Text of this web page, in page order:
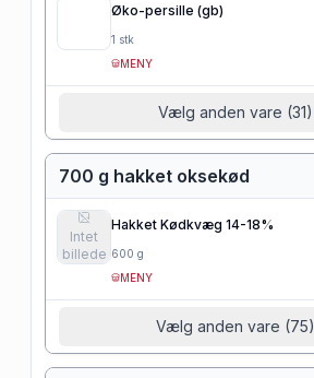
Øko-persille (gb)
1 stk
MENY
Vælg anden vare (31)
700 g hakket oksekød
Intet
billede
Hakket Kødkvæg 14-18%
600 g
MENY
Vælg anden vare (75)